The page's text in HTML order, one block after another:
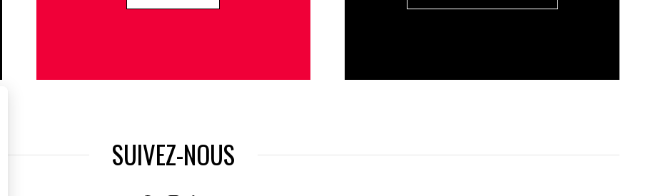
SUIVEZ-NOUS